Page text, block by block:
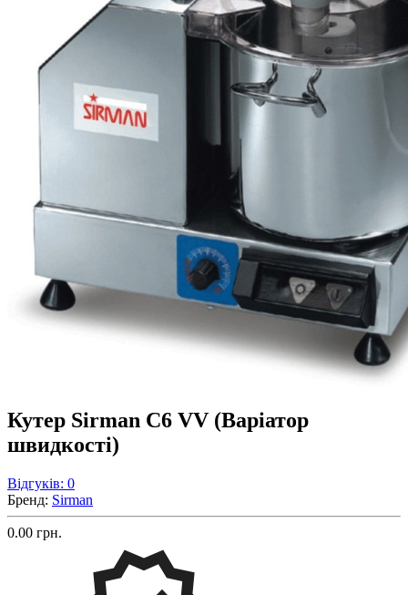
Кутер Sirman С6 VV (Варіатор
швидкості)
Відгуків: 0
Бренд: Sirman
0.00 грн.